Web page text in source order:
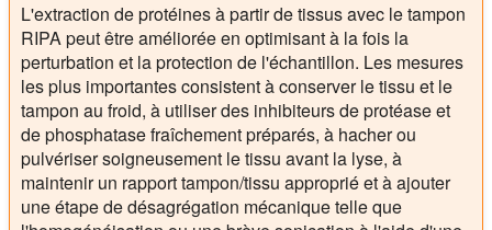
L'extraction de protéines à partir de tissus avec le tampon
RIPA peut être améliorée en optimisant à la fois la
perturbation et la protection de l'échantillon. Les mesures
les plus importantes consistent à conserver le tissu et le
tampon au froid, à utiliser des inhibiteurs de protéase et
de phosphatase fraîchement préparés, à hacher ou
pulvériser soigneusement le tissu avant la lyse, à
maintenir un rapport tampon/tissu approprié et à ajouter
une étape de désagrégation mécanique telle que